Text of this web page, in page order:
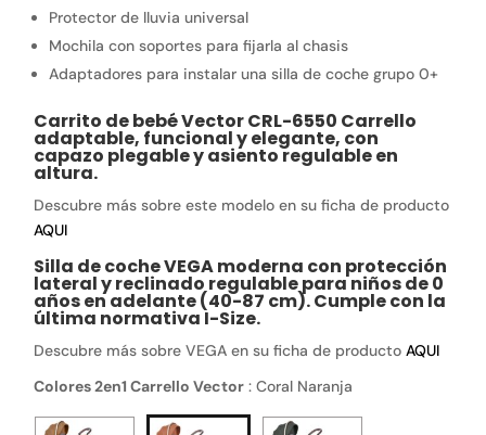
Protector de lluvia universal
Mochila con soportes para fijarla al chasis
Adaptadores para instalar una silla de coche grupo 0+
Carrito de bebé Vector CRL-6550 Carrello
adaptable, funcional y elegante, con
capazo plegable y asiento regulable en
altura.
Descubre más sobre este modelo en su ficha de producto
AQUI
Silla de coche VEGA moderna con protección
lateral y reclinado regulable para niños de 0
años en adelante (40-87 cm). Cumple con la
última normativa I-Size.
Descubre más sobre VEGA en su ficha de productoAQUI
Colores 2en1 Carrello Vector : Coral Naranja